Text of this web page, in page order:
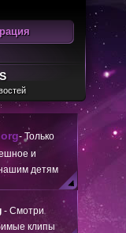
- Только
и
детям
- Смотри
клипы